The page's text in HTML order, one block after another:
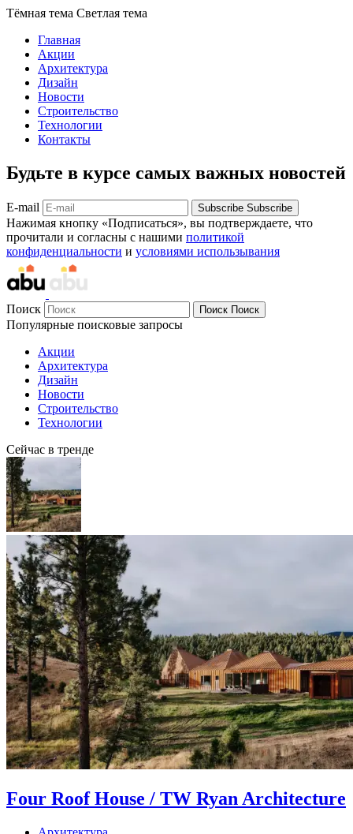
Тёмная тема Светлая тема
Главная
Акции
Архитектура
Дизайн
Новости
Строительство
Технологии
Контакты
Будьте в курсе самых важных новостей
E-mail Subscribe Subscribe
Нажимая кнопку «Подписаться», вы подтверждаете, что
прочитали и согласны с нашими политикой
конфиденциальности и условиями использывания
Поиск Поиск Поиск
Популярные поисковые запросы
Акции
Архитектура
Дизайн
Новости
Строительство
Технологии
Сейчас в тренде
Four Roof House / TW Ryan Architecture